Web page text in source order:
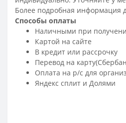
Более подробная информация
Способы оплаты
Наличными при
Картой на сайте
В кредит или рассрочку
Перевод на
Оплата на р/c для
Яндекс сплит и Долями